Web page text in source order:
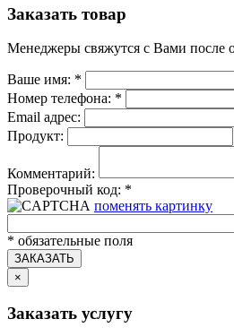
Заказать товар
Менеджеры свяжутся с Вами после
Ваше имя: *
Номер телефона: *
Email адрес:
Продукт:
Комментарий:
Проверочный код: *
поменять картинку
* обязательные поля
ЗАКАЗАТЬ
×
Заказать услугу